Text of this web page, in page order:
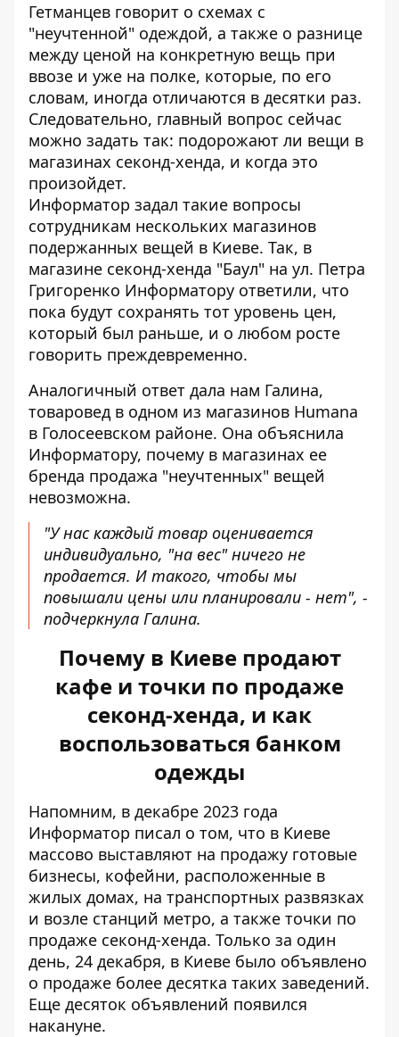
Гетманцев говорит о схемах с
"неучтенной" одеждой, а также о разнице
между ценой на конкретную вещь при
ввозе и уже на полке, которые, по его
словам, иногда отличаются в десятки раз.
Следовательно, главный вопрос сейчас
можно задать так: подорожают ли вещи в
магазинах секонд-хенда, и когда это
произойдет.
Информатор задал такие вопросы
сотрудникам нескольких магазинов
подержанных вещей в Киеве. Так, в
магазине секонд-хенда "Баул" на ул. Петра
Григоренко Информатору ответили, что
пока будут сохранять тот уровень цен,
который был раньше, и о любом росте
говорить преждевременно.
Аналогичный ответ дала нам Галина,
товаровед в одном из магазинов Humana
в Голосеевском районе. Она объяснила
Информатору, почему в магазинах ее
бренда продажа "неучтенных" вещей
невозможна.
"У нас каждый товар оценивается
индивидуально, "на вес" ничего не
продается. И такого, чтобы мы
повышали цены или планировали - нет", -
подчеркнула Галина.
Почему в Киеве продают
кафе и точки по продаже
секонд-хенда, и как
воспользоваться банком
одежды
Напомним, в декабре 2023 года
Информатор писал о том, что в Киеве
массово выставляют на продажу готовые
бизнесы, кофейни, расположенные в
жилых домах, на транспортных развязках
и возле станций метро, а также точки по
продаже секонд-хенда. Только за один
день, 24 декабря, в Киеве было объявлено
о продаже более десятка таких заведений.
Еще десяток объявлений появился
накануне.